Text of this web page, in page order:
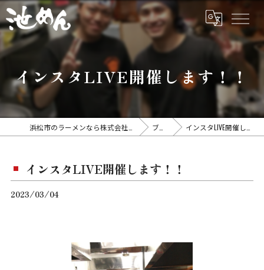
インスタLIVE開催します！！
ブログ インスタLIVE開催します！！
インスタLIVE開催します！！
2023/03/04